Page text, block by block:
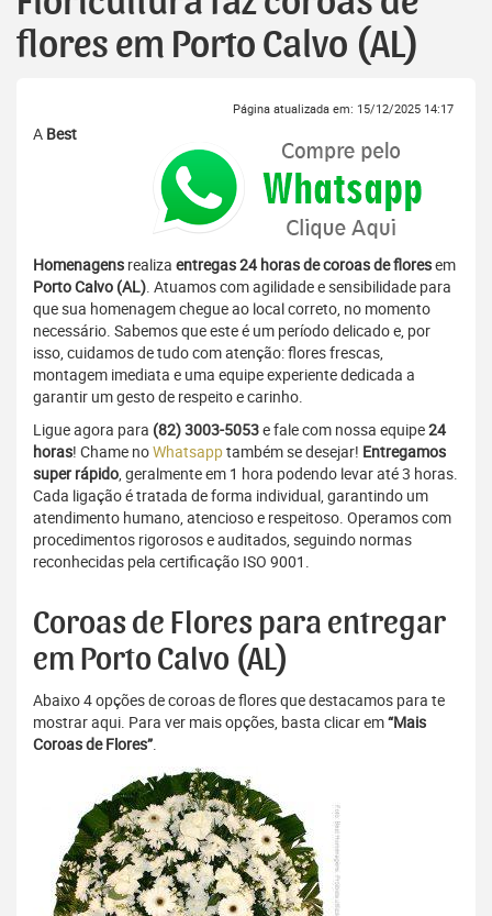
flores em Porto Calvo (AL)
Página atualizada em: 15/12/2025 14:17
A Best
Homenagens realiza entregas 24 horas de coroas de floresem
Porto Calvo (AL). Atuamos com agilidade e sensibilidade para
que sua homenagem chegue ao local correto, no momento
necessário. Sabemos que este é um período delicado e, por
isso, cuidamos de tudo com atenção: flores frescas,
montagem imediata e uma equipe experiente dedicada a
garantir um gesto de respeito e carinho.
Ligue agora para (82) 3003-5053e fale com nossa equipe24
horas! Chame noWhatsapptambém se desejar! Entregamos
super rápido, geralmente em 1 hora podendo levar até 3 horas.
Cada ligação é tratada de forma individual, garantindo um
atendimento humano, atencioso e respeitoso. Operamos com
procedimentos rigorosos e auditados, seguindo normas
reconhecidas pela certificação ISO 9001.
Coroas de Flores para entregar
em Porto Calvo (AL)
Abaixo 4 opções de coroas de flores que destacamos para te
mostrar aqui. Para ver mais opções, basta clicar em“Mais
Coroas de Flores”.